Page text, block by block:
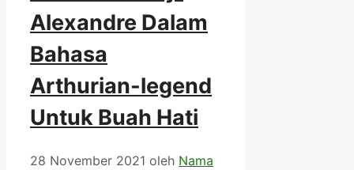
Alexandre Dalam
Bahasa
Arthurian-legend
Untuk Buah Hati
28 November 2021 oleh Nama